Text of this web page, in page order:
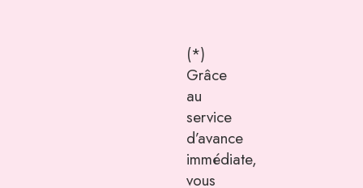
(*)
Grâce
au
service
d’avance
immédiate,
vous